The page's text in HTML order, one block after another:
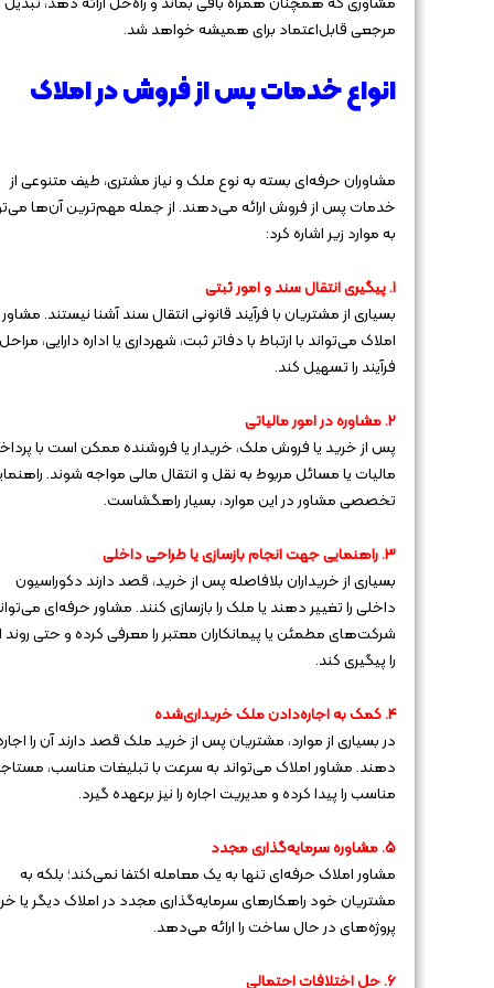
مرجعی قابل‌اعتماد برای همیشه خواهد شد.
انواع خدمات پس از فروش در املاک
مشاوران حرفه‌ای بسته به نوع ملک و نیاز مشتری، طیف متنوعی از
خدمات پس از فروش ارائه می‌دهند. از جمله مهم‌ترین آن‌ها
به موارد زیر اشاره کرد:
1. پیگیری انتقال سند و امور ثبتی
بسیاری از مشتریان با فرآیند قانونی انتقال سند آشنا نیستند. مشاور
املاک می‌تواند با ارتباط با دفاتر ثبت، شهرداری یا اداره دارایی،
فرآیند را تسهیل کند.
2. مشاوره در امور مالیاتی
پس از خرید یا فروش ملک، خریدار یا فروشنده ممکن است با
مالیات یا مسائل مربوط به نقل و انتقال مالی مواجه شوند.
تخصصی مشاور در این موارد، بسیار راهگشاست.
3. راهنمایی جهت انجام بازسازی یا طراحی داخلی
بسیاری از خریداران بلافاصله پس از خرید، قصد دارند دکوراسیون
داخلی را تغییر دهند یا ملک را بازسازی کنند. مشاور حرفه‌ای
شرکت‌های مطمئن یا پیمانکاران معتبر را معرفی کرده و حتی روند
را پیگیری کند.
4. کمک به اجاره‌دادن ملک خریداری‌شده
در بسیاری از موارد، مشتریان پس از خرید ملک قصد دارند آن را
دهند. مشاور املاک می‌تواند به سرعت با تبلیغات مناسب،
مناسب را پیدا کرده و مدیریت اجاره را نیز برعهده گیرد.
5. مشاوره سرمایه‌گذاری مجدد
مشاور املاک حرفه‌ای تنها به یک معامله اکتفا نمی‌کند؛ بلکه به
مشتریان خود راهکارهای سرمایه‌گذاری مجدد در املاک دیگر یا
پروژه‌های در حال ساخت را ارائه می‌دهد.
6. حل اختلافات احتمالی